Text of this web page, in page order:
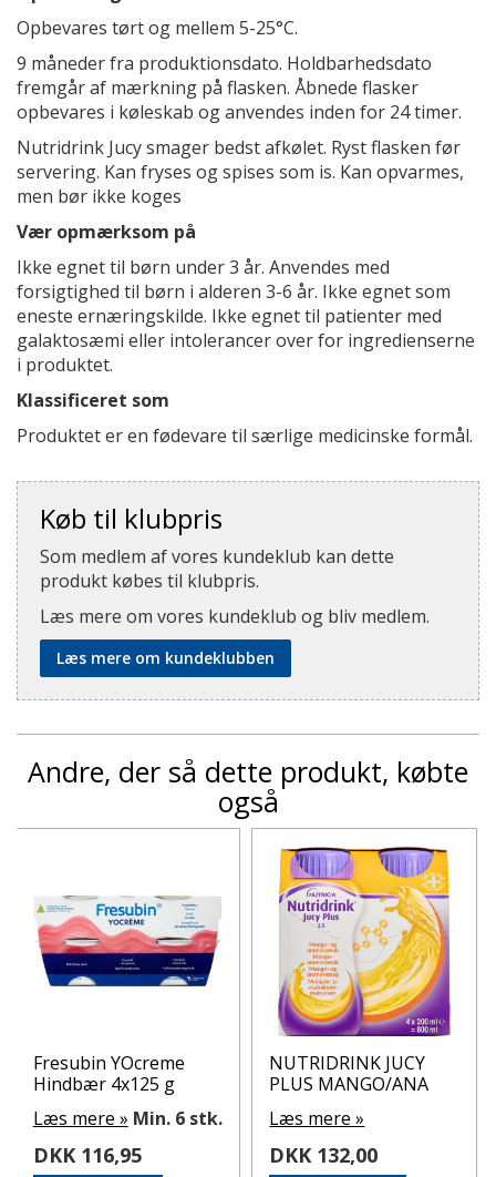
Opbevares tørt og mellem 5-25°C.
9 måneder fra produktionsdato. Holdbarhedsdato
fremgår af mærkning på flasken. Åbnede flasker
opbevares i køleskab og anvendes inden for 24 timer.
Nutridrink Jucy smager bedst afkølet. Ryst flasken før
servering. Kan fryses og spises som is. Kan opvarmes,
men bør ikke koges
Vær opmærksom på
Ikke egnet til børn under 3 år. Anvendes med
forsigtighed til børn i alderen 3-6 år. Ikke egnet som
eneste ernæringskilde. Ikke egnet til patienter med
galaktosæmi eller intolerancer over for ingredienserne
i produktet.
Klassificeret som
Produktet er en fødevare til særlige medicinske formål.
Køb til klubpris
Som medlem af vores kundeklub kan dette
produkt købes til klubpris.
Læs mere om vores kundeklub og bliv medlem.
Læs mere om kundeklubben
Andre, der så dette produkt, købte
også
Fresubin YOcreme
Hindbær 4x125 g
Læs mere » Min. 6 stk.
DKK 116,95
NUTRIDRINK JUCY
PLUS MANGO/ANA
Læs mere »
DKK 132,00